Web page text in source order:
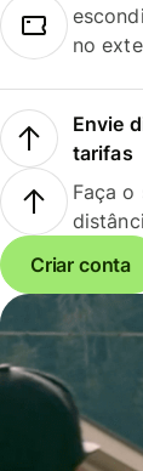
no
Envie
tarifas
Faça o
Criar conta